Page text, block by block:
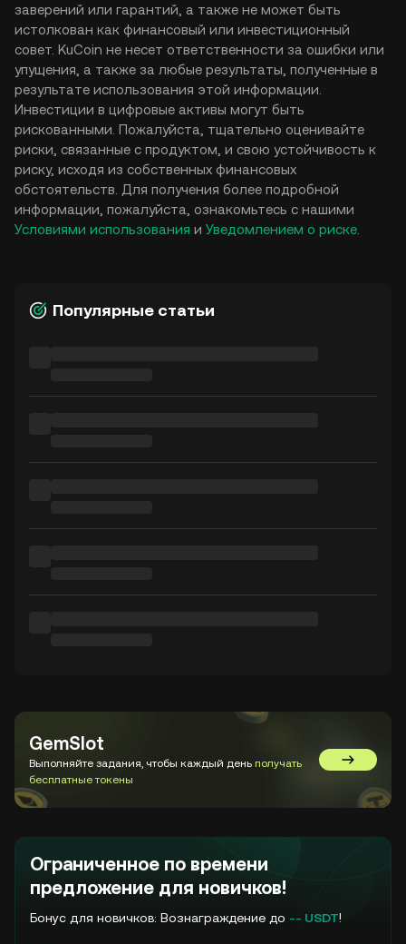
заверений или гарантий, а также не может быть
истолкован как финансовый или инвестиционный
совет. KuCoin не несет ответственности за ошибки или
упущения, а также за любые результаты, полученные в
результате использования этой информации.
Инвестиции в цифровые активы могут быть
рискованными. Пожалуйста, тщательно оценивайте
риски, связанные с продуктом, и свою устойчивость к
риску, исходя из собственных финансовых
обстоятельств. Для получения более подробной
информации, пожалуйста, ознакомьтесь с нашими
Условиями использования и Уведомлением о риске
Популярные статьи
GemSlot
Выполняйте задания, чтобы каждый день получать
бесплатные токены
Перейти
Ограниченное по времени
предложение для новичков!
Бонус для новичков: Вознаграждение до -- USDT!